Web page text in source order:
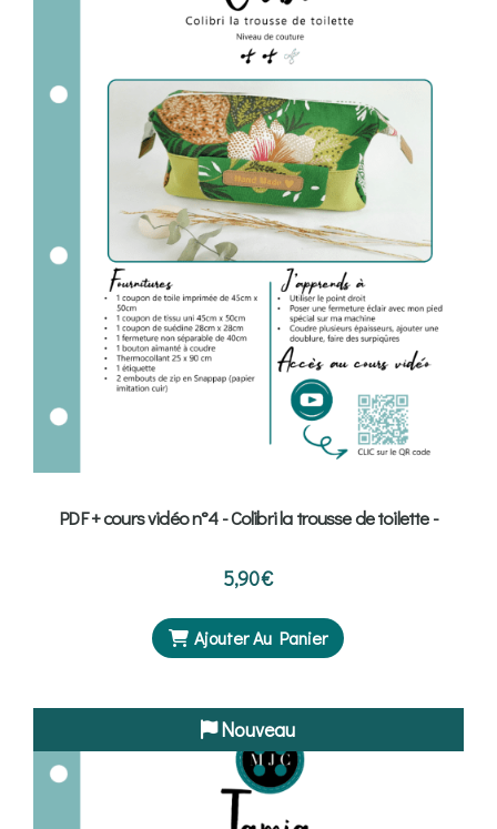
PDF + cours vidéo n°4 - Colibri la trousse de toilette -
5,90€
Ajouter Au Panier
Nouveau